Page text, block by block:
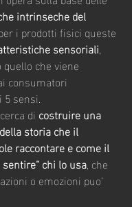
intrinseche del
i prodotti fisici queste
sensoriali,
che viene
consumatori
sensi.
di costruire una
storia che il
raccontare e come il
chi lo usa, che
o emozioni puo’